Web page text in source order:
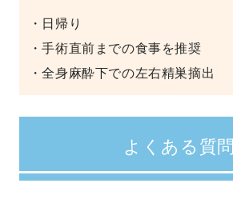
・日帰り
・手術直前までの食事を推奨
・全身麻酔下での左右精巣摘出
よくある質問